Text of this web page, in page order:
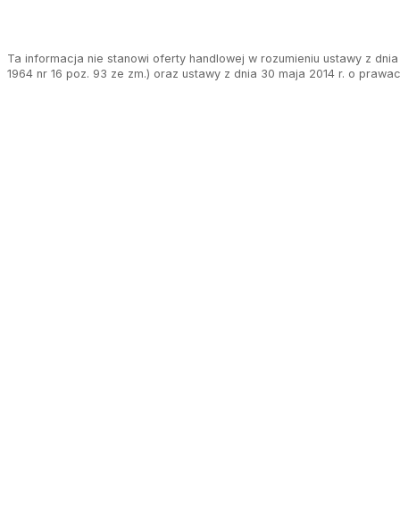
Ta informacja nie stanowi oferty handlowej w rozumieniu ustawy z
1964 nr 16 poz. 93 ze zm.) oraz ustawy z dnia 30 maja 2014 r. o